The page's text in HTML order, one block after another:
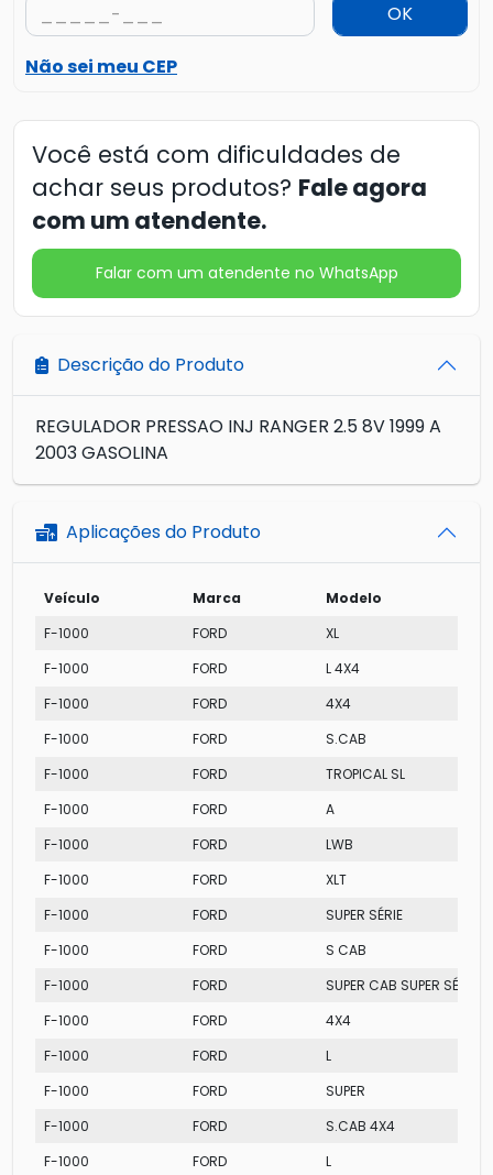
OK
Não sei meu CEP
Você está com dificuldades de
achar seus produtos? Fale agora
com um atendente.
Falar com um atendente no WhatsApp
Descrição do Produto
REGULADOR PRESSAO INJ RANGER 2.5 8V 1999 A
2003 GASOLINA
Aplicações do Produto
Veículo Marca
Modelo
F-1000
FORD
XL
F-1000
FORD
L 4X4
F-1000
FORD
4X4
F-1000
FORD
S.CAB
F-1000
FORD
TROPICAL SL
F-1000
FORD
A
F-1000
FORD
LWB
F-1000
FORD
XLT
F-1000
FORD
SUPER SÉRIE
F-1000
FORD
S CAB
F-1000
FORD
SUPER CAB SUPER SÉRIE
F-1000
FORD
4X4
F-1000
FORD
L
F-1000
FORD
SUPER
F-1000
FORD
S.CAB 4X4
F-1000
FORD L